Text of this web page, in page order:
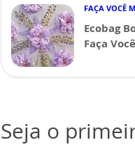
FAÇA VOCÊ
Ecobag
Faça
Seja o